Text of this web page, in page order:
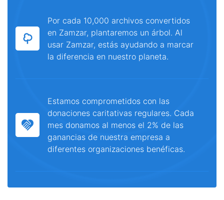
Por cada 10,000 archivos convertidos
en Zamzar, plantaremos un árbol. Al
usar Zamzar, estás ayudando a marcar
la diferencia en nuestro planeta.
Estamos comprometidos con las
donaciones caritativas regulares. Cada
mes donamos al menos el 2% de las
ganancias de nuestra empresa a
diferentes organizaciones benéficas.